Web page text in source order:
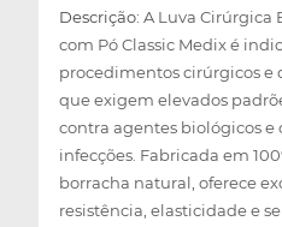
Descrição: A Luva Cirúrgica
com Pó Classic Medix é
procedimentos cirúrgicos e
que exigem elevados
contra agentes biológicos e
infecções. Fabricada em
borracha natural, oferece
resistência, elasticidade e